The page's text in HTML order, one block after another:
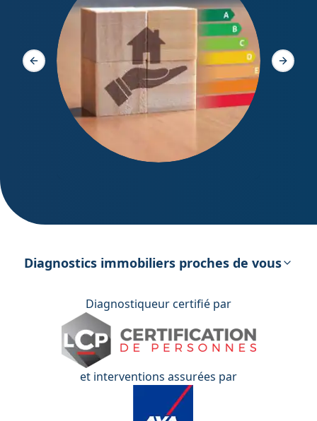
énergétique
Slide précédente Slide
Diagnostics immobiliers proches de vous
Diagnostiqueur certifié par
et interventions assurées par